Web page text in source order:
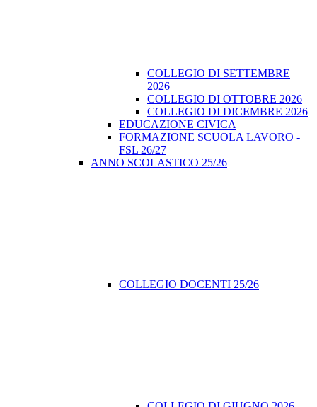
COLLEGIO DI SETTEMBRE
2026
COLLEGIO DI OTTOBRE 2026
COLLEGIO DI DICEMBRE 2026
EDUCAZIONE CIVICA
FORMAZIONE SCUOLA LAVORO -
FSL 26/27
ANNO SCOLASTICO 25/26
COLLEGIO DOCENTI 25/26